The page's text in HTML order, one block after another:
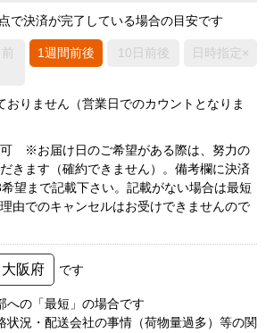
で決済が完了している場合の目安です
1週間前後 10日前後 日時指定×
おりません（営業日でのカウントとなりま
※お届け日のご希望がある際は、努力の
きます（確約できません）。備考欄に決済
望まで記載下さい。記載がない場合は最短
由でのキャンセルはお受けできませんので
大阪府 です
への「最短」の場合です
状況・配送会社の事情（荷物量過多）等の関